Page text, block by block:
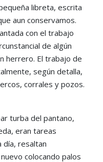
libreta, escrita
aun conservamos.
con el trabajo
de algún
herrero. El trabajo de
según detalla,
corrales y pozos.
turba del pantano,
eran tareas
día, resaltan
colocando palos